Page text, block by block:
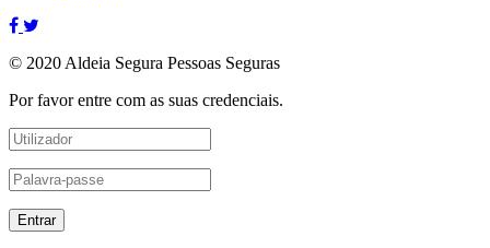
© 2020 Aldeia Segura Pessoas Seguras
Por favor entre com as suas credenciais.